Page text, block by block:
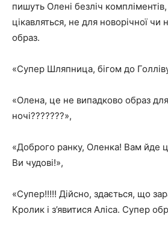
пишуть Олені безліч
цікавляться, не для новорічної
образ.
«Супер Шляпница, бігом до
«Олена, це не випадково образ
ночі???????»,
«Доброго ранку, Оленка! Вам йде
Ви чудові!»,
«Супер!!!!! Дійсно, здається, що
Кролик і з’явитися Аліса. Супер